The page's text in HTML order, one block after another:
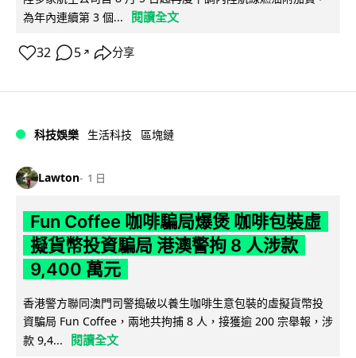
為年內連續第 3 個...
閱讀全文
32 5 ↗ 分享
科技娛樂 生活科技 區塊鏈
Lawton 1 日
Fun Coffee 咖啡騙局爆煲 咖啡包裝虛
擬貨幣投資騙局 港澳警拘 8 人涉款
9,400 萬元
香港警方聯同澳門司警搗破以養生咖啡生意包裝的虛擬貨幣投
資騙局 Fun Coffee，兩地共拘捕 8 人，接獲逾 200 宗舉報，涉
款 9,4...
閱讀全文